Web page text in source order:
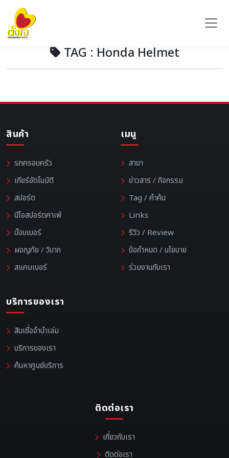
TAG : Honda Helmet
สินค้า
รถครอบครัว
เกียร์อัตโนมัติ
สปอร์ต
นีโอสปอร์ตคาเฟ่
บ๊อบเบอร์
ผจญภัย / วิบาก
สแคมเบอร์
เมนู
สาขา
ข่าวสาร / กิจกรรม
Tag / คำค้น
Links
รีวิว / Review
ข้อกำหนด / นโยบาย
ร่วมงานกับเรา
บริการของเรา
สินเชื่อจำนำเล่ม
บริการของเรา
ค้นหาศูนย์บริการ
ติดต่อเรา
เกี่ยวกับเรา
ติดต่อเรา